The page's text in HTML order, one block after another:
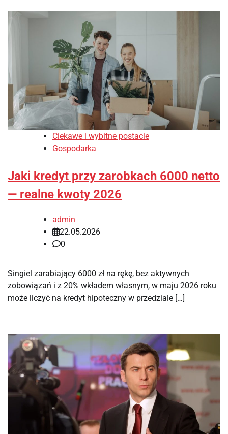
Ciekawe i wybitne postacie
Gospodarka
Jaki kredyt przy zarobkach 6000 netto
— realne kwoty 2026
admin
22.05.2026
0
Singiel zarabiający 6000 zł na rękę, bez aktywnych
zobowiązań i z 20% wkładem własnym, w maju 2026 roku
może liczyć na kredyt hipoteczny w przedziale […]